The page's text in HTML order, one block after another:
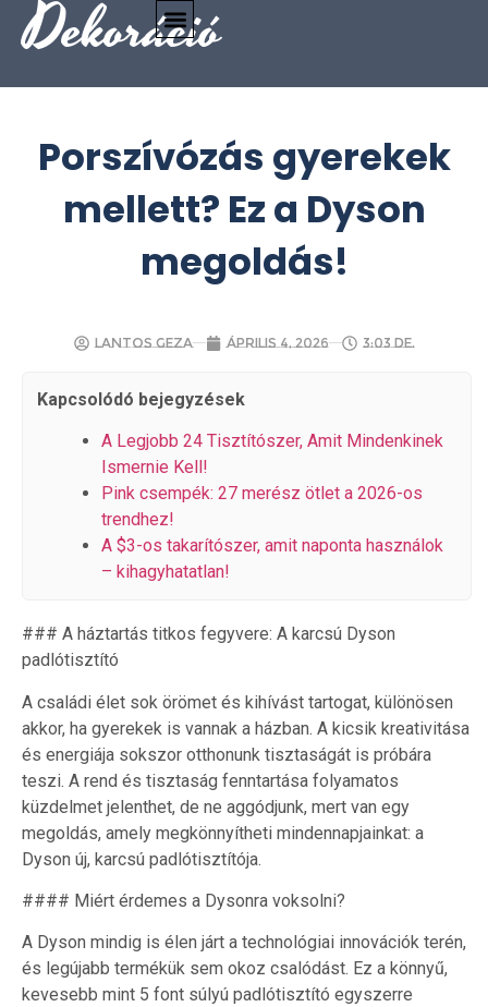
Dekoráció
Porszívózás gyerekek
mellett? Ez a Dyson
megoldás!
Lantos Geza április 4, 2026 3:03 de.
Kapcsolódó bejegyzések
A Legjobb 24 Tisztítószer, Amit Mindenkinek
Ismernie Kell!
Pink csempék: 27 merész ötlet a 2026-os
trendhez!
A $3-os takarítószer, amit naponta használok
– kihagyhatatlan!
### A háztartás titkos fegyvere: A karcsú Dyson
padlótisztító
A családi élet sok örömet és kihívást tartogat, különösen
akkor, ha gyerekek is vannak a házban. A kicsik kreativitása
és energiája sokszor otthonunk tisztaságát is próbára
teszi. A rend és tisztaság fenntartása folyamatos
küzdelmet jelenthet, de ne aggódjunk, mert van egy
megoldás, amely megkönnyítheti mindennapjainkat: a
Dyson új, karcsú padlótisztítója.
#### Miért érdemes a Dysonra voksolni?
A Dyson mindig is élen járt a technológiai innovációk terén,
és legújabb termékük sem okoz csalódást. Ez a könnyű,
kevesebb mint 5 font súlyú padlótisztító egyszerre